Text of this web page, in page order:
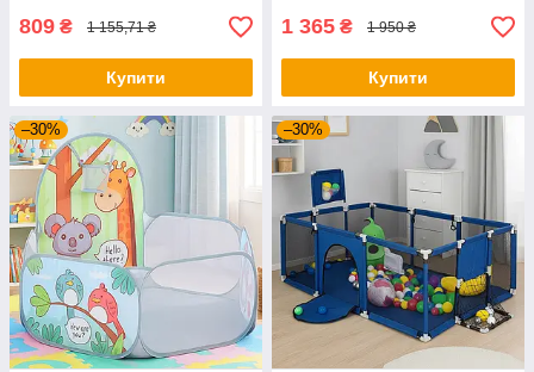
809 ₴ 1 155,71 ₴
Купити
1 365 ₴ 1 950 ₴
Купити
–30% –30%